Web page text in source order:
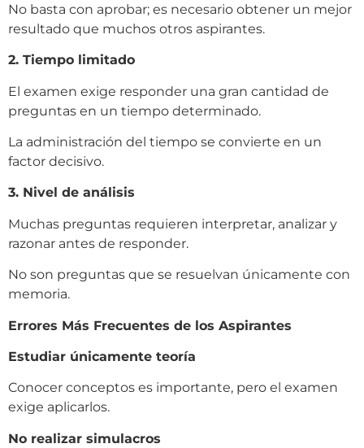
No basta con aprobar; es necesario obtener un mejor
resultado que muchos otros aspirantes.
2. Tiempo limitado
El examen exige responder una gran cantidad de
preguntas en un tiempo determinado.
La administración del tiempo se convierte en un
factor decisivo.
3. Nivel de análisis
Muchas preguntas requieren interpretar, analizar y
razonar antes de responder.
No son preguntas que se resuelvan únicamente con
memoria.
Errores Más Frecuentes de los Aspirantes
Estudiar únicamente teoría
Conocer conceptos es importante, pero el examen
exige aplicarlos.
No realizar simulacros